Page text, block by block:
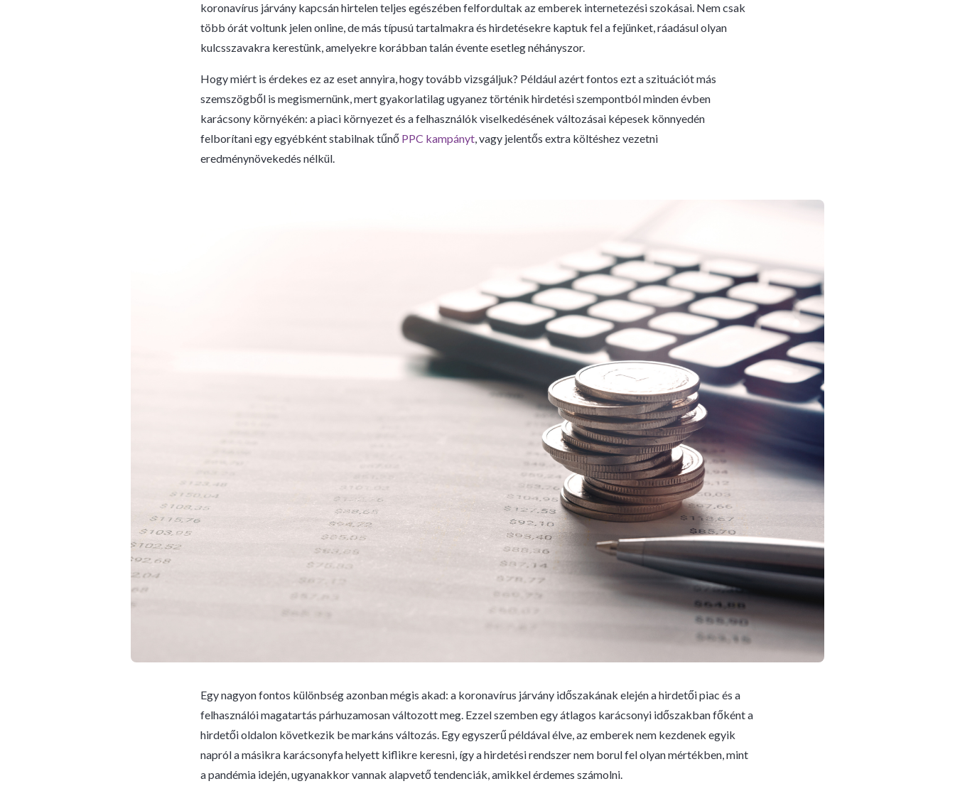
koronavírus járvány kapcsán hirtelen teljes egészében felfordultak az emberek internetezési szokásai. Nem csak
több órát voltunk jelen online, de más típusú tartalmakra és hirdetésekre kaptuk fel a fejünket, ráadásul olyan
kulcsszavakra kerestünk, amelyekre korábban talán évente esetleg néhányszor.
Hogy miért is érdekes ez az eset annyira, hogy tovább vizsgáljuk? Például azért fontos ezt a szituációt más
szemszögből is megismernünk, mert gyakorlatilag ugyanez történik hirdetési szempontból minden évben
karácsony környékén: a piaci környezet és a felhasználók viselkedésének változásai képesek könnyedén
felborítani egy egyébként stabilnak tűnő PPC kampányt, vagy jelentős extra költéshez vezetni
eredménynövekedés nélkül.
Egy nagyon fontos különbség azonban mégis akad: a koronavírus járvány időszakának elején a hirdetői piac és a
felhasználói magatartás párhuzamosan változott meg. Ezzel szemben egy átlagos karácsonyi időszakban főként a
hirdetői oldalon következik be markáns változás. Egy egyszerű példával élve, az emberek nem kezdenek egyik
napról a másikra karácsonyfa helyett kiflikre keresni, így a hirdetési rendszer nem borul fel olyan mértékben, mint
a pandémia idején, ugyanakkor vannak alapvető tendenciák, amikkel érdemes számolni.